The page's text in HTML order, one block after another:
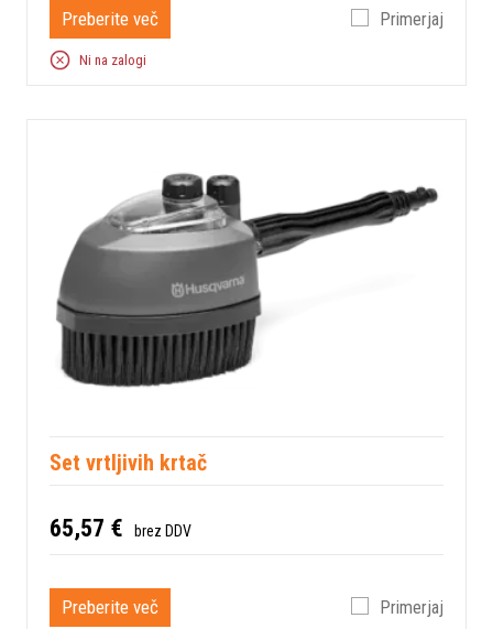
Preberite več Primerjaj
Ni na zalogi
Set vrtljivih krtač
65,57 € brez DDV
Preberite več Primerjaj